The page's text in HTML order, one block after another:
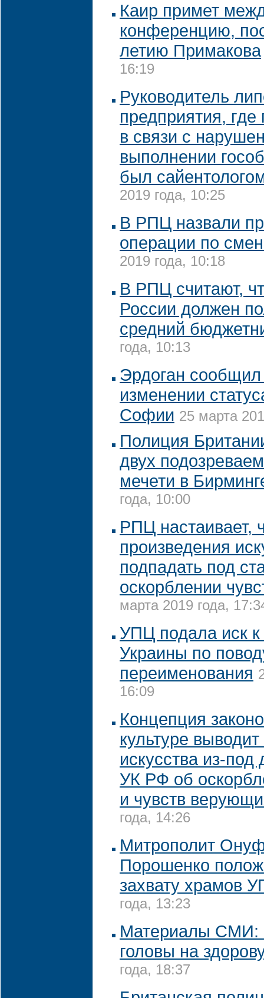
Каир примет
конференцию,
летию Примакова
16:19
Руководитель
предприятия,
в связи с
выполнении
был
2019 года, 10:25
В РПЦ назвали
операции по
2019 года, 10:18
В РПЦ считают,
России должен
средний
года, 10:13
Эрдоган
изменении
Софии 25 марта
Полиция
двух
мечети в
года, 10:00
РПЦ настаивает,
произведения
подпадать под
оскорблении
марта 2019 года,
УПЦ подала иск
Украины по
переименования
16:09
Концепция
культуре
искусства из-под
УК РФ об
и чувств
года, 14:26
Митрополит
Порошенко
захвату храмов
года, 13:23
Материалы СМИ:
головы на
года, 18:37